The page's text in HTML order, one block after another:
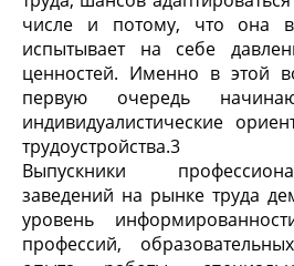
числе и потому, что она
испытывает на себе
ценностей. Именно в этой
первую очередь
индивидуалистические
трудоустройства.3
Выпускники
заведений на рынке труда
уровень
профессий,